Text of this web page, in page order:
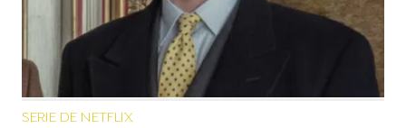
SERIE DE NETFLIX